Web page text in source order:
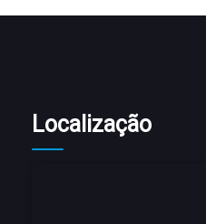
Localização